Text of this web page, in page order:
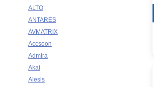
ALTO
ANTARES
AVMATRIX
Accsoon
Admira
Akai
Alesis